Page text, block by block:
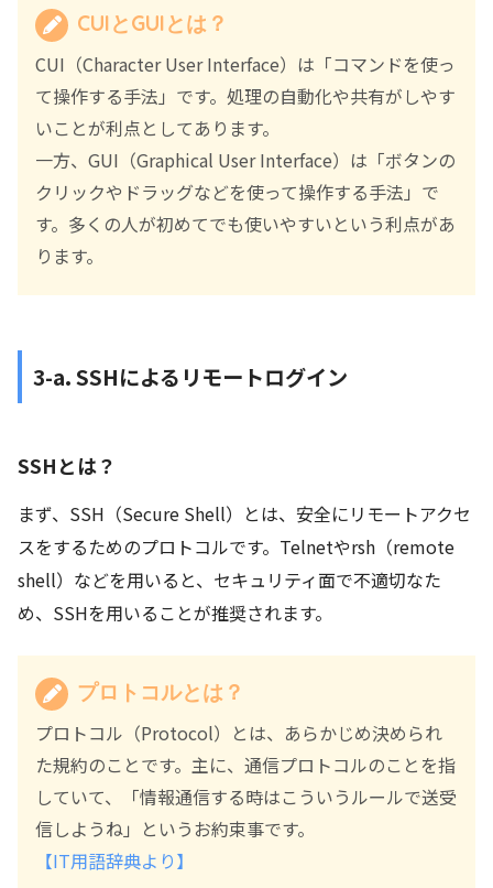
CUIとGUIとは？
CUI（Character User Interface）は「コマンドを使っ
て操作する手法」です。処理の自動化や共有がしやす
いことが利点としてあります。
一方、GUI（Graphical User Interface）は「ボタンの
クリックやドラッグなどを使って操作する手法」で
す。多くの人が初めてでも使いやすいという利点があ
ります。
3-a. SSHによるリモートログイン
SSHとは？
まず、SSH（Secure Shell）とは、安全にリモートアクセ
スをするためのプロトコルです。Telnetやrsh（remote
shell）などを用いると、セキュリティ面で不適切なた
め、SSHを用いることが推奨されます。
プロトコルとは？
プロトコル（Protocol）とは、あらかじめ決められ
た規約のことです。主に、通信プロトコルのことを指
していて、「情報通信する時はこういうルールで送受
信しようね」というお約束事です。
【IT用語辞典より】